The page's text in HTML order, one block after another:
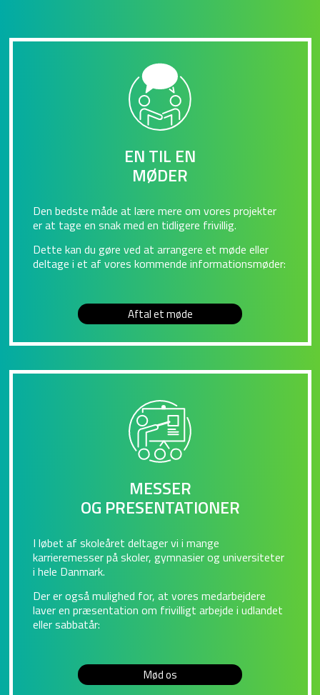
EN TIL EN
MØDER
Den bedste måde at lære mere om vores projekter
er at tage en snak med en tidligere frivillig.
Dette kan du gøre ved at arrangere et møde eller
deltage i et af vores kommende informationsmøder:
Aftal et møde
MESSER
OG PRESENTATIONER
I løbet af skoleåret deltager vi i mange
karrieremesser på skoler, gymnasier og universiteter
i hele Danmark.
Der er også mulighed for, at vores medarbejdere
laver en præsentation om frivilligt arbejde i udlandet
eller sabbatår:
Mød os